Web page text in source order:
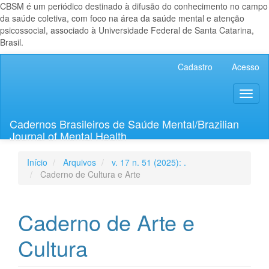
CBSM é um periódico destinado à difusão do conhecimento no campo
da saúde coletiva, com foco na área da saúde mental e atenção
psicossocial, associado à Universidade Federal de Santa Catarina,
Brasil.
Lateral
Cadastro Acesso
Cadernos Brasileiros de Saúde Mental/Brazilian
Journal of Mental Health
Início Arquivos
v. 17 n. 51 (2025): .
Caderno de Cultura e Arte
Caderno de Arte e
Cultura